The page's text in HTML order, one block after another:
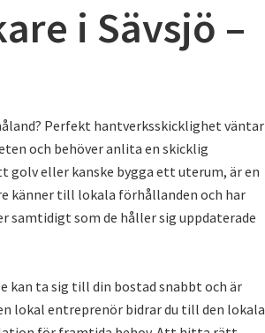
i Sävsjö –
Perfekt hantverksskicklighet väntar
och behöver anlita en skicklig
eller kanske bygga ett uterum, är en
känner till lokala förhållanden och har
som de håller sig uppdaterade
kan ta sig till din bostad snabbt och är
lokal entreprenör bidrar du till den lokala